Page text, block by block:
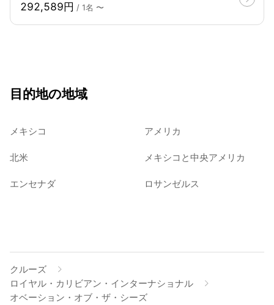
292,589円 / 1名 〜
目的地の地域
メキシコ アメリカ
北米 メキシコと中央アメリカ
エンセナダ ロサンゼルス
クルーズ
ロイヤル・カリビアン・インターナショナル
オベーション・オブ・ザ・シーズ